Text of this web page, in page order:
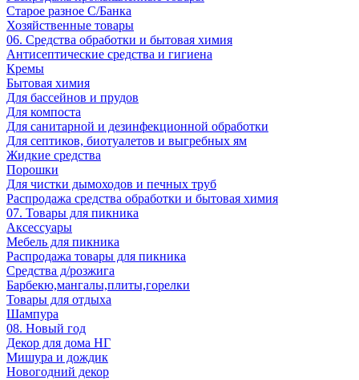
Старое разное С/Банка
Хозяйственные товары
06. Средства обработки и бытовая химия
Антисептические средства и гигиена
Кремы
Бытовая химия
Для бассейнов и прудов
Для компоста
Для санитарной и дезинфекционной обработки
Для септиков, биотуалетов и выгребных ям
Жидкие средства
Порошки
Для чистки дымоходов и печных труб
Распродажа средства обработки и бытовая химия
07. Товары для пикника
Аксессуары
Мебель для пикника
Распродажа товары для пикника
Средства д/розжига
Барбекю,мангалы,плиты,горелки
Товары для отдыха
Шампура
08. Новый год
Декор для дома НГ
Мишура и дождик
Новогодний декор